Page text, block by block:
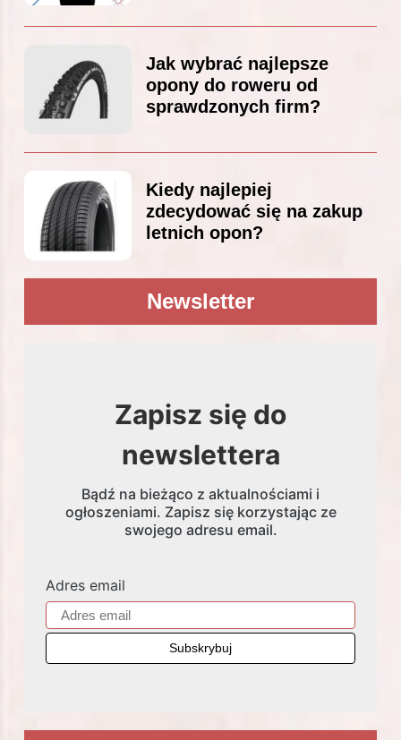
Jak wybrać najlepsze
opony do roweru od
sprawdzonych firm?
Kiedy najlepiej
zdecydować się na zakup
letnich opon?
Newsletter
Zapisz się do
newslettera
Bądź na bieżąco z aktualnościami i
ogłoszeniami. Zapisz się korzystając ze
swojego adresu email.
Adres email